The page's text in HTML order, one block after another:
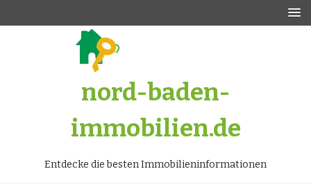
nord-baden-
immobilien.de
Entdecke die besten Immobilieninformationen